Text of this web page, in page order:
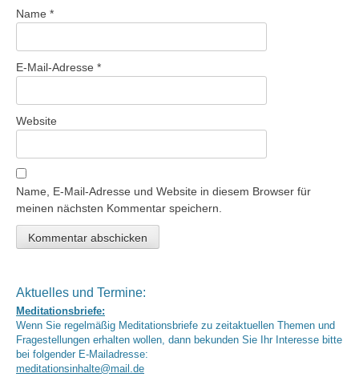
Name *
E-Mail-Adresse *
Website
Name, E-Mail-Adresse und Website in diesem Browser für
meinen nächsten Kommentar speichern.
Aktuelles und Termine:
Meditationsbriefe:
Wenn Sie regelmäßig Meditationsbriefe zu zeitaktuellen Themen und
Fragestellungen erhalten wollen, dann bekunden Sie Ihr Interesse bitte
bei folgender E-Mailadresse:
meditationsinhalte@mail.de